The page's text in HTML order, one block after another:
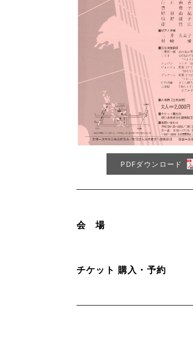
PDFダウンロード
会 場
チケット 購入・予約